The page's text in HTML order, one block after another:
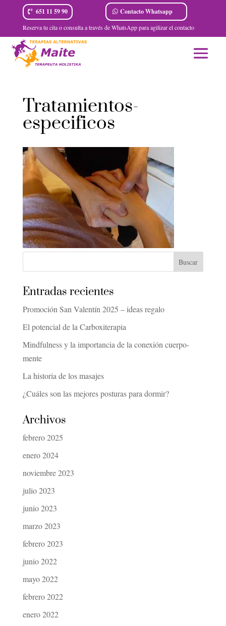
651 11 59 90 Contacto Whatsapp
Reserva tu cita o consulta a través de WhatsApp para agilizar el contacto
Tratamientos-
especificos
Entradas recientes
Promoción San Valentín 2025 – ideas regalo
El potencial de la Carboxiterapia
Mindfulness y la importancia de la conexión cuerpo-
mente
La historia de los masajes
¿Cuáles son las mejores posturas para dormir?
Archivos
febrero 2025
enero 2024
noviembre 2023
julio 2023
junio 2023
marzo 2023
febrero 2023
junio 2022
mayo 2022
febrero 2022
enero 2022